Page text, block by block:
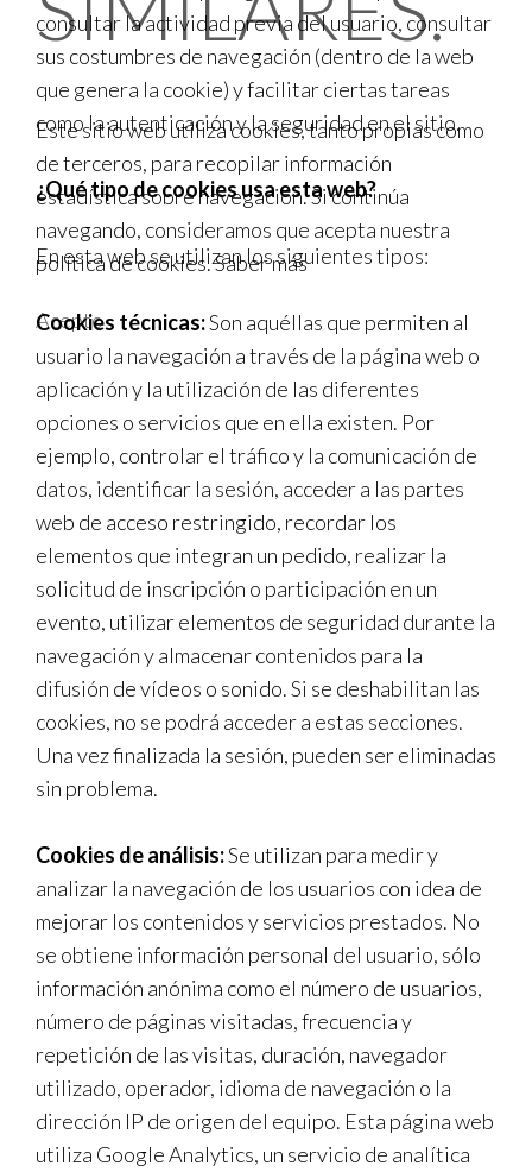
Este sitio web utiliza cookies, tanto propias como
de terceros, para recopilar información
estadística sobre navegación. Si continúa
navegando, consideramos que acepta nuestra
política de cookies.Saber más
Acepto
consultar la actividad previa del usuario, consultar
sus costumbres de navegación (dentro de la web
que genera la cookie) y facilitar ciertas tareas
como la autenticación y la seguridad en el sitio.
¿Qué tipo de cookies usa esta web?
En esta web se utilizan los siguientes tipos:
Cookies técnicas:Son aquéllas que permiten al
usuario la navegación a través de la página web o
aplicación y la utilización de las diferentes
opciones o servicios que en ella existen. Por
ejemplo, controlar el tráfico y la comunicación de
datos, identificar la sesión, acceder a las partes
web de acceso restringido, recordar los
elementos que integran un pedido, realizar la
solicitud de inscripción o participación en un
evento, utilizar elementos de seguridad durante la
navegación y almacenar contenidos para la
difusión de vídeos o sonido. Si se deshabilitan las
cookies, no se podrá acceder a estas secciones.
Una vez finalizada la sesión, pueden ser eliminadas
sin problema.
Cookies de análisis:Se utilizan para medir y
analizar la navegación de los usuarios con idea de
mejorar los contenidos y servicios prestados. No
se obtiene información personal del usuario, sólo
información anónima como el número de usuarios,
número de páginas visitadas, frecuencia y
repetición de las visitas, duración, navegador
utilizado, operador, idioma de navegación o la
dirección IP de origen del equipo. Esta página web
utiliza Google Analytics, un servicio de analítica